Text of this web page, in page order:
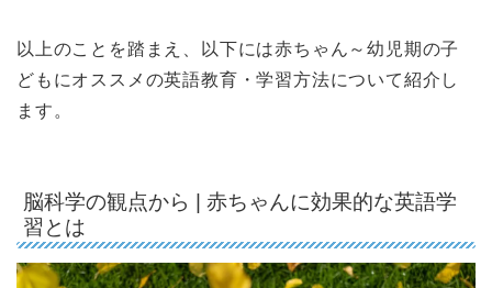
以上のことを踏まえ、以下には赤ちゃん～幼児期の子
どもにオススメの英語教育・学習方法について紹介し
ます。
脳科学の観点から | 赤ちゃんに効果的な英語学
習とは